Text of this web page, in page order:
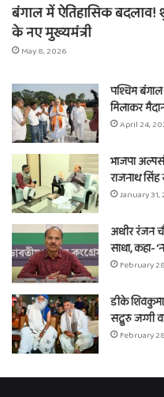
बंगाल में ऐतिहासिक बदलाव!
के नए मुख्यमंत्री
May 8, 2026
पश्चिम
मिलाकर
April 24,
भाजपा
राजनाथ
January 31,
अधीर रंजन
साधा, कहा-
February
डीके
सद्गुरु जग्गी
February